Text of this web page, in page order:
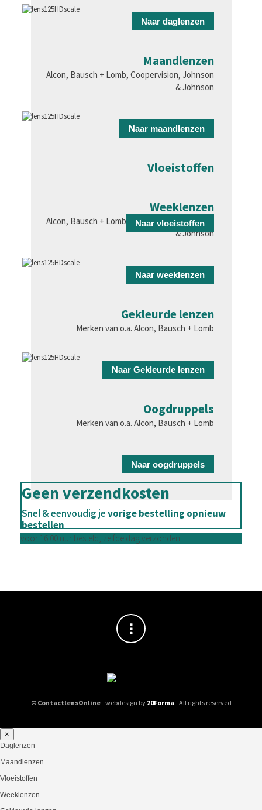
Naar daglenzen
Maandlenzen
Alcon, Bausch + Lomb, Coopervision, Johnson
& Johnson
Naar maandlenzen
Vloeistoffen
Merken van o.a. Alcon, Bausch + Lomb, NKL
Naar vloeistoffen
Weeklenzen
Alcon, Bausch + Lomb, Coopervision, Johnson
& Johnson
Naar weeklenzen
Gekleurde lenzen
Merken van o.a. Alcon, Bausch + Lomb
Naar Gekleurde lenzen
Oogdruppels
Merken van o.a. Alcon, Bausch + Lomb
Naar oogdruppels
Geen verzendkosten
Snel & eenvoudig jevorige bestelling opnieuw
bestellen
voor 16:00 uur besteld, zelfde dag verzonden
© ContactlensOnline- webdesign by 20Forma - All rights reserved
×
Daglenzen
Maandlenzen
Vloeistoffen
Weeklenzen